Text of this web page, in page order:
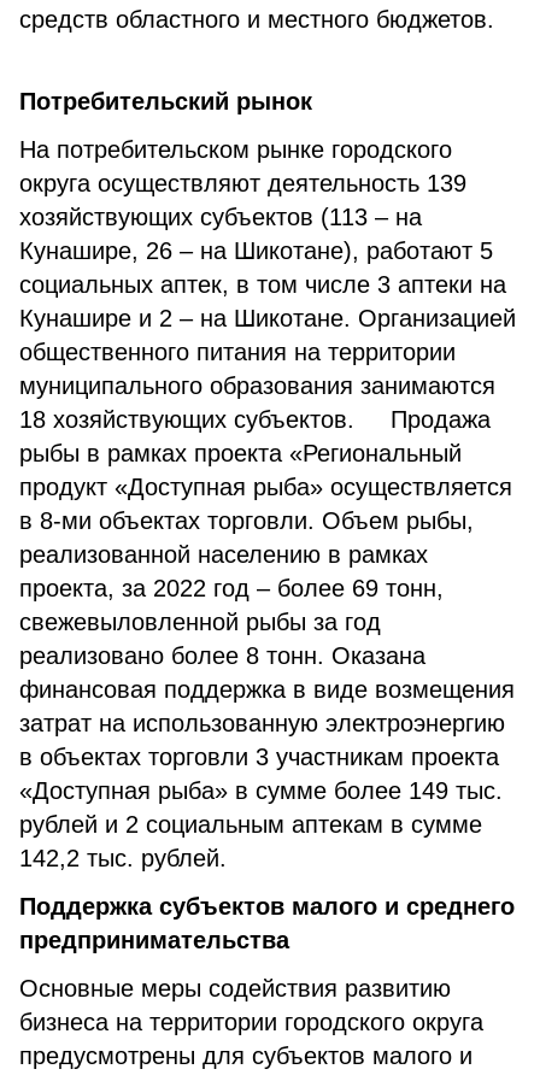
средств областного и местного бюджетов.
Потребительский рынок
На потребительском рынке городского
округа осуществляют деятельность 139
хозяйствующих субъектов (113 – на
Кунашире, 26 – на Шикотане), работают 5
социальных аптек, в том числе 3 аптеки на
Кунашире и 2 – на Шикотане. Организацией
общественного питания на территории
муниципального образования занимаются
18 хозяйствующих субъектов. Продажа
рыбы в рамках проекта «Региональный
продукт «Доступная рыба» осуществляется
в 8-ми объектах торговли. Объем рыбы,
реализованной населению в рамках
проекта, за 2022 год – более 69 тонн,
свежевыловленной рыбы за год
реализовано более 8 тонн. Оказана
финансовая поддержка в виде возмещения
затрат на использованную электроэнергию
в объектах торговли 3 участникам проекта
«Доступная рыба» в сумме более 149 тыс.
рублей и 2 социальным аптекам в сумме
142,2 тыс. рублей.
Поддержка субъектов малого и среднего
предпринимательства
Основные меры содействия развитию
бизнеса на территории городского округа
предусмотрены для субъектов малого и